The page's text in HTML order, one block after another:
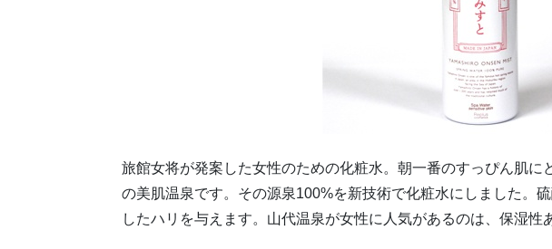
旅館女将が発案した女性のための化粧水。朝一番のすっぴん肌
の美肌温泉です。その源泉100%を新技術で化粧水にしました。
したハリを与えます。山代温泉が女性に人気があるのは、保湿性